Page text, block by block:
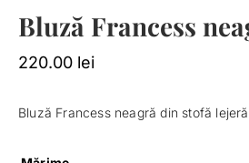
Bluză Francess
220.00 lei
Bluză Francess neagră din stofă